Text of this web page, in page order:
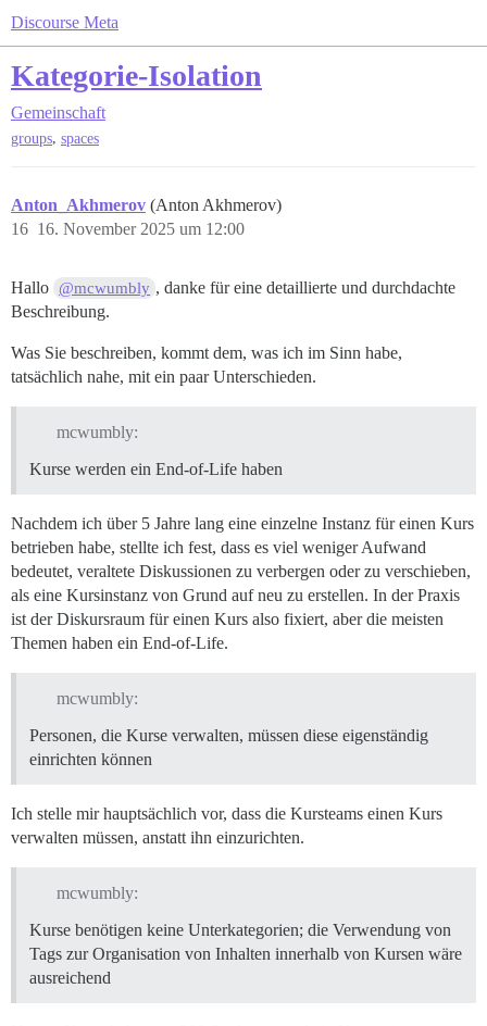
Discourse Meta
Kategorie-Isolation
Gemeinschaft
groups, spaces
Anton_Akhmerov (Anton Akhmerov)
16. November 2025 um 12:00
16
Hallo @mcwumbly , danke für eine detaillierte und durchdachte
Beschreibung.
Was Sie beschreiben, kommt dem, was ich im Sinn habe,
tatsächlich nahe, mit ein paar Unterschieden.
mcwumbly:
Kurse werden ein End-of-Life haben
Nachdem ich über 5 Jahre lang eine einzelne Instanz für einen Kurs
betrieben habe, stellte ich fest, dass es viel weniger Aufwand
bedeutet, veraltete Diskussionen zu verbergen oder zu verschieben,
als eine Kursinstanz von Grund auf neu zu erstellen. In der Praxis
ist der Diskursraum für einen Kurs also fixiert, aber die meisten
Themen haben ein End-of-Life.
mcwumbly:
Personen, die Kurse verwalten, müssen diese eigenständig
einrichten können
Ich stelle mir hauptsächlich vor, dass die Kursteams einen Kurs
verwalten müssen, anstatt ihn einzurichten.
mcwumbly:
Kurse benötigen keine Unterkategorien; die Verwendung von
Tags zur Organisation von Inhalten innerhalb von Kursen wäre
ausreichend